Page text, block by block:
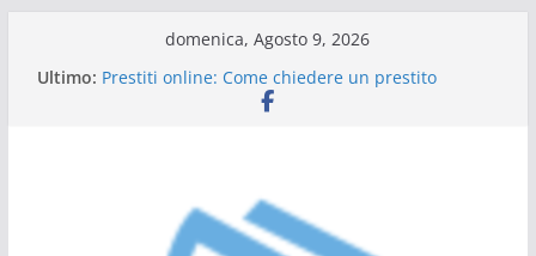
domenica, Agosto 9, 2026
Ultimo: Prestiti online: Come chiedere un prestito
Tutto ciò che dovete sapere sulle carte di credito